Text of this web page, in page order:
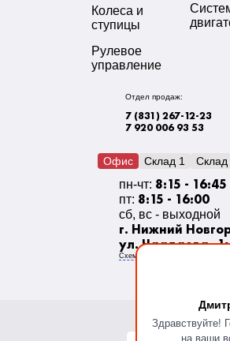
Здравствуйте!
на ваши
Колеса и
ступицы
Рулевое
управление
Отдел продаж:
7 (831) 267-12-23
7 920 006 93 53
Офис Склад 1 Склад
пн-чт: 8:15 - 16:45
пт: 8:15 - 16:00
сб, вс - выходной
г. Нижний
ул. Чаадаева,
Схема проезда